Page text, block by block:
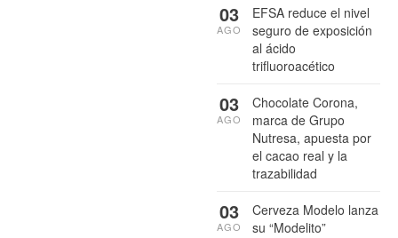
EFSA reduce el nivel
seguro de exposición
al ácido
trifluoroacético
03
AGO
Chocolate Corona,
marca de Grupo
Nutresa, apuesta por
el cacao real y la
trazabilidad
03
AGO
Cerveza Modelo lanza
su “Modelito”
03
AGO